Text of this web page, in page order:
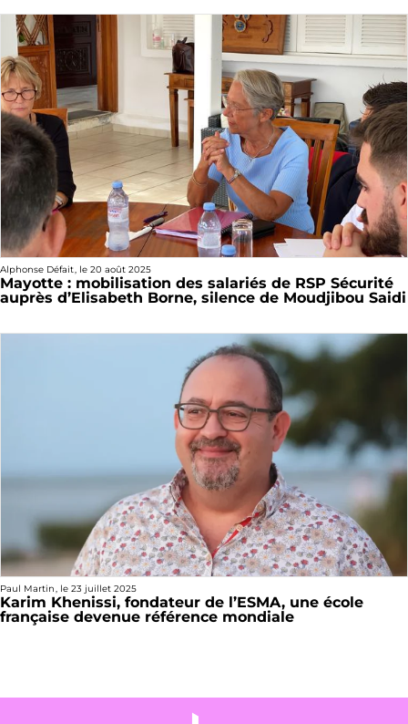
Alphonse Défait, le 20 août 2025
Mayotte : mobilisation des salariés de RSP Sécurité
auprès d’Elisabeth Borne, silence de Moudjibou Saidi
Paul Martin, le 23 juillet 2025
Karim Khenissi, fondateur de l’ESMA, une école
française devenue référence mondiale